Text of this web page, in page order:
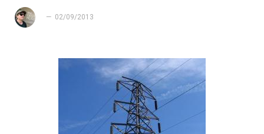
02/09/2013